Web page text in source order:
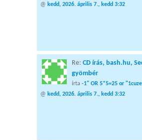
@ kedd, 2026. április 7., kedd 3:32
Re: CD írás, bash.hu,
gyömbér
írta -1" OR 5*5=25 or
@ kedd, 2026. április 7., kedd 3:32